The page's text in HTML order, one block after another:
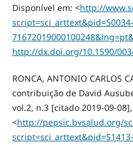
Disponível em: <http://
script=sci_arttext&pid=S0034-
http://dx.doi.org/10.1590/
RONCA, ANTONIO CARLOS
contribuição de David
vol.2, n.3 [citado 2019-09-
<http://pepsic.bvsalud.org/
script=sci_arttext&pid=S1413-